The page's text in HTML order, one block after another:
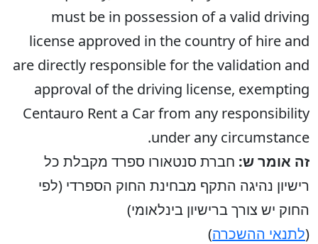
must be in possession of a valid driving
license approved in the country of hire and
are directly responsible for the validation and
approval of the driving license, exempting
Centauro Rent a Car from any responsibility
under any circumstance.
זה אומר ש: חברת סנטאורו ספרד מקבלת כל
רישיון נהיגה התקף מבחינת החוק הספרדי (לפי
החוק יש צורך ברישיון בינלאומי)
(לתנאי ההשכרה)